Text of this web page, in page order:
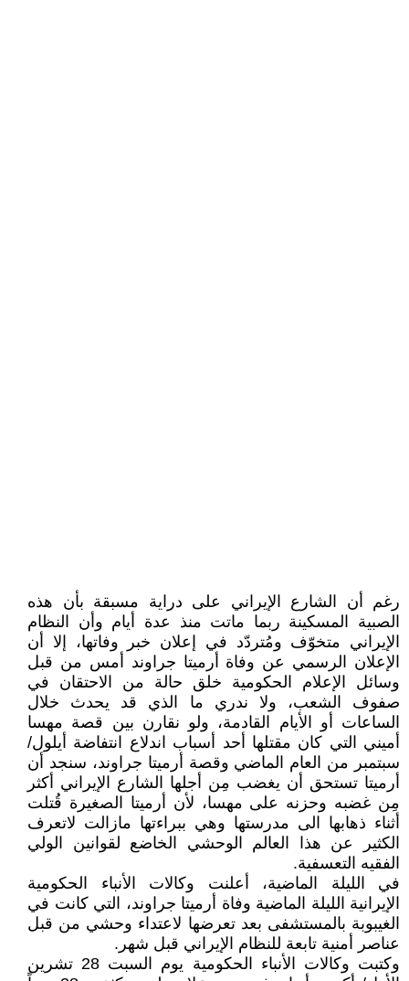
رغم أن الشارع الإيراني على دراية مسبقة بأن هذه
الصبية المسكينة ربما ماتت منذ عدة أيام وأن النظام
الإيراني متخوّف ومُتردّد في إعلان خبر وفاتها، إلا أن
الإعلان الرسمي عن وفاة أرميتا جراوند أمس من قبل
وسائل الإعلام الحكومية خلق حالة من الاحتقان في
صفوف الشعب، ولا ندري ما الذي قد يحدث خلال
الساعات أو الأيام القادمة، ولو نقارن بين قصة مهسا
أميني التي كان مقتلها أحد أسباب اندلاع انتفاضة أيلول/
سبتمبر من العام الماضي وقصة أرميتا جراوند، سنجد أن
أرميتا تستحق أن يغضب مِن أجلها الشارع الإيراني أكثر
مِن غضبه وحزنه على مهسا، لأن أرميتا الصغيرة قُتلت
أثناء ذهابها الى مدرستها وهي ببراءتها مازالت لاتعرف
الكثير عن هذا العالم الوحشي الخاضع لقوانين الولي
الفقيه التعسفية.
في الليلة الماضية، أعلنت وكالات الأنباء الحكومية
الإيرانية الليلة الماضية وفاة أرميتا جراوند، التي كانت في
الغيبوبة بالمستشفى بعد تعرضها لاعتداء وحشي من قبل
عناصر أمنية تابعة للنظام الإيراني قبل شهر.
وكتبت وكالات الأنباء الحكومية يوم السبت 28 تشرين